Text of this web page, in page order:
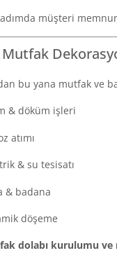
müşteri
bu yana mutfak ve
& döküm işleri
atımı
& su tesisatı
& badana
döşeme
dolabı kurulumu ve